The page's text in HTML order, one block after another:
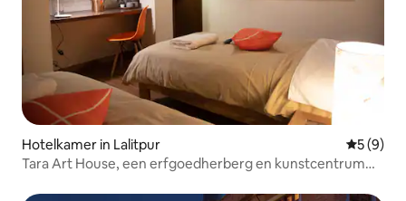
Hotelkamer in Lalitpur
5 (9)
Tara Art House, een erfgoedherberg en kunstcentrum